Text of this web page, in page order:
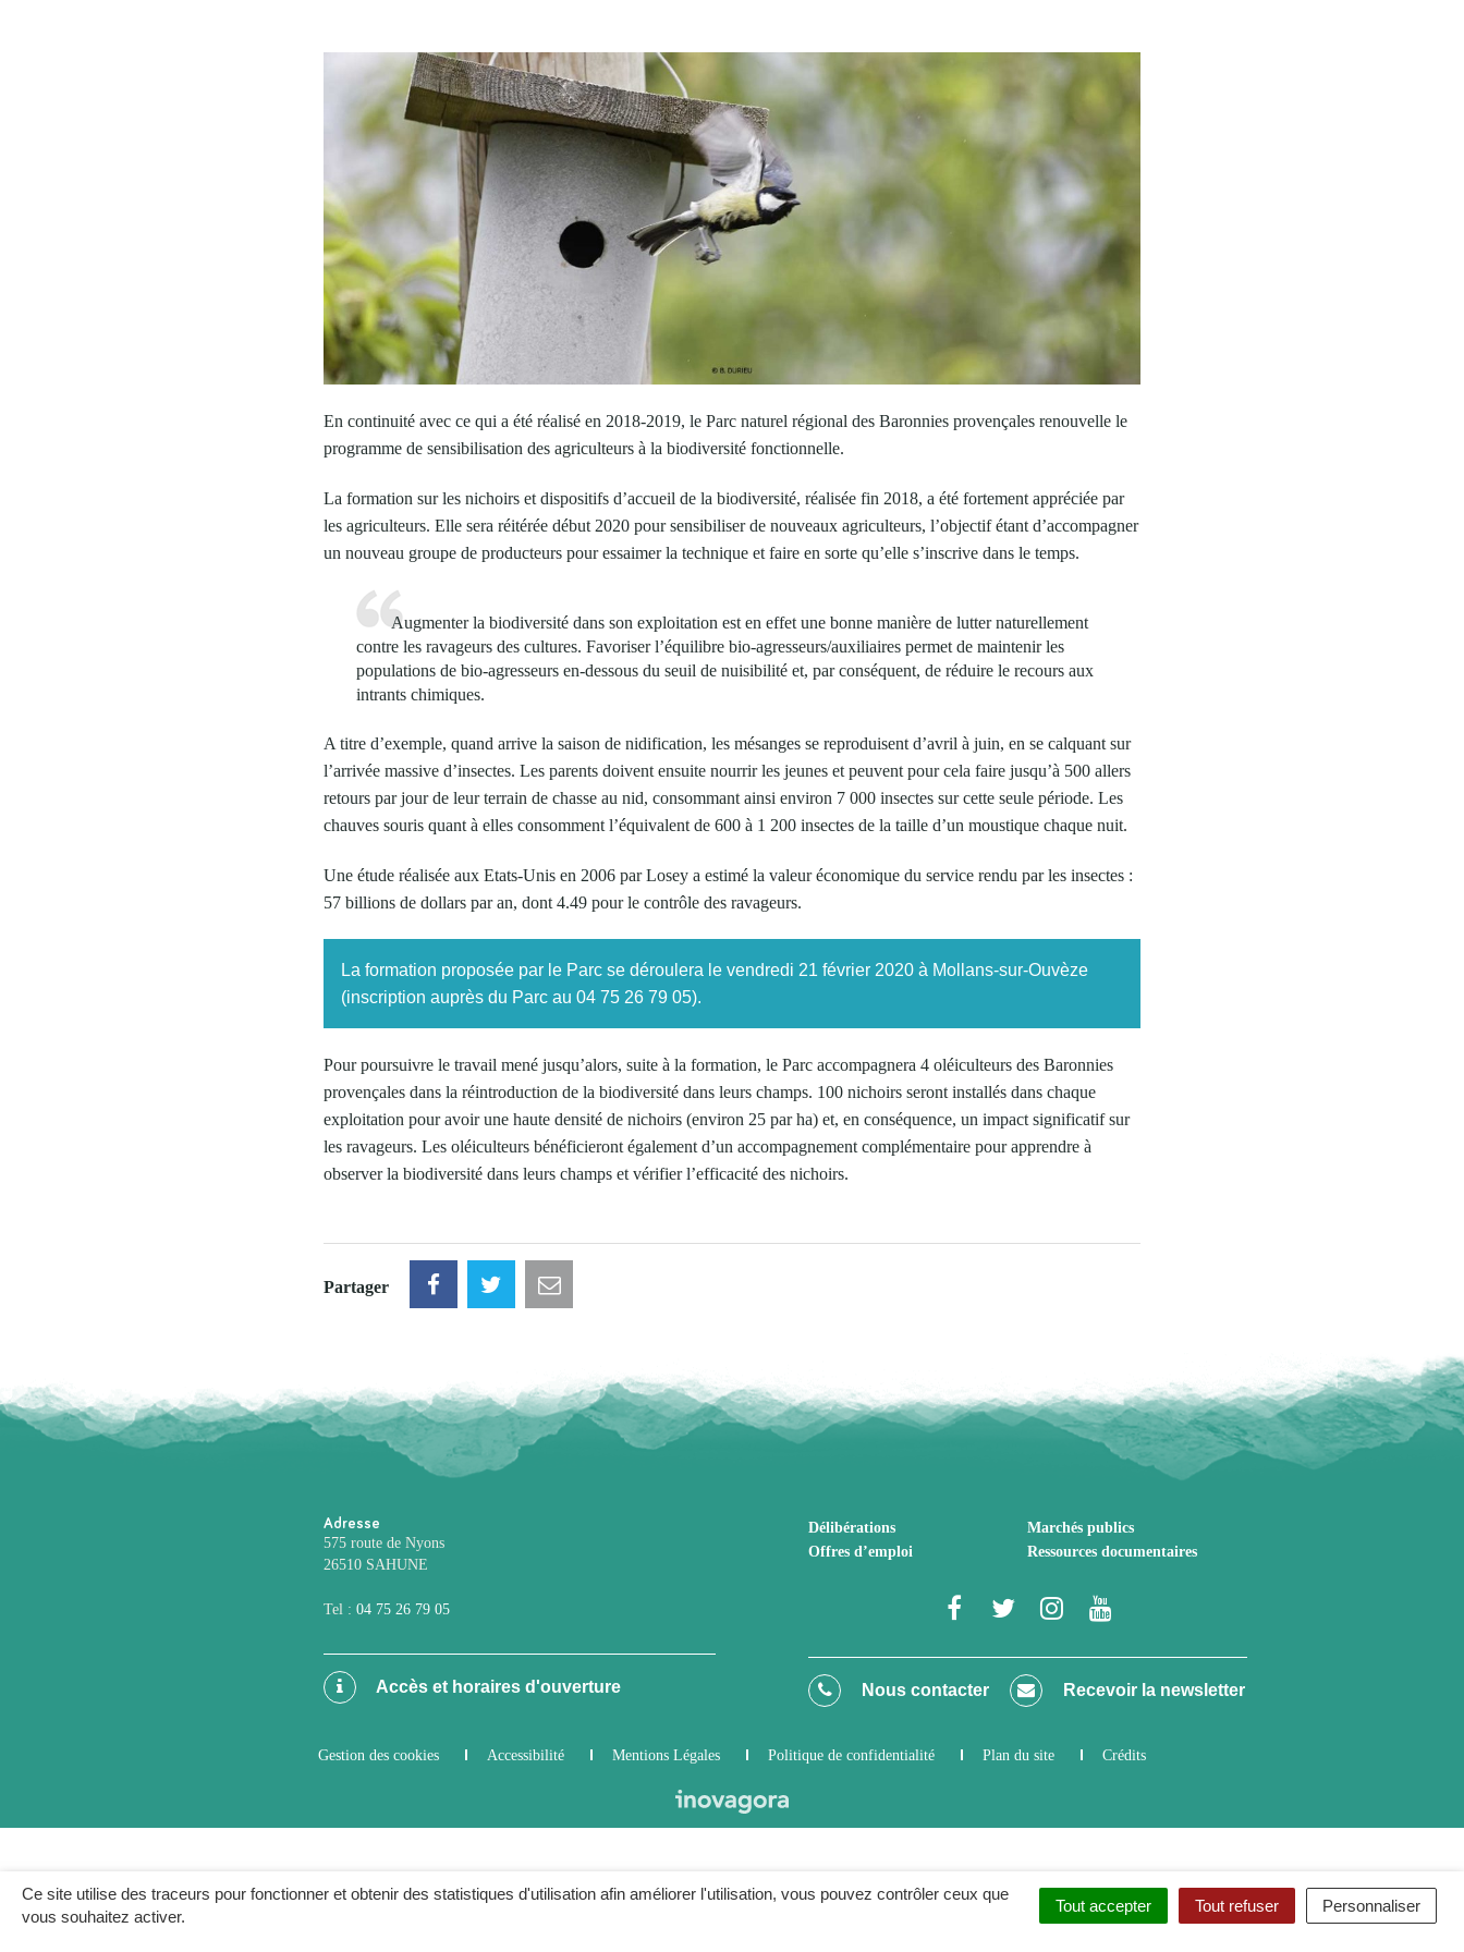
Ce site utilise des traceurs pour fonctionner et obtenir des statistiques d'utilisation afin améliorer l'utilisation, vous pouvez contrôler ceux que
vous souhaitez activer.
Tout accepter Tout refuser Personnaliser
En continuité avec ce qui a été réalisé en 2018-2019, le Parc naturel régional des Baronnies provençales renouvelle le
programme de sensibilisation des agriculteurs à la biodiversité fonctionnelle.
La formation sur les nichoirs et dispositifs d’accueil de la biodiversité, réalisée fin 2018, a été fortement appréciée par
les agriculteurs. Elle sera réitérée début 2020 pour sensibiliser de nouveaux agriculteurs, l’objectif étant d’accompagner
un nouveau groupe de producteurs pour essaimer la technique et faire en sorte qu’elle s’inscrive dans le temps.
Augmenter la biodiversité dans son exploitation est en effet une bonne manière de lutter naturellement
contre les ravageurs des cultures. Favoriser l’équilibre bio-agresseurs/auxiliaires permet de maintenir les
populations de bio-agresseurs en-dessous du seuil de nuisibilité et, par conséquent, de réduire le recours aux
intrants chimiques.
A titre d’exemple, quand arrive la saison de nidification, les mésanges se reproduisent d’avril à juin, en se calquant sur
l’arrivée massive d’insectes. Les parents doivent ensuite nourrir les jeunes et peuvent pour cela faire jusqu’à 500 allers
retours par jour de leur terrain de chasse au nid, consommant ainsi environ 7 000 insectes sur cette seule période. Les
chauves souris quant à elles consomment l’équivalent de 600 à 1 200 insectes de la taille d’un moustique chaque nuit.
Une étude réalisée aux Etats-Unis en 2006 par Losey a estimé la valeur économique du service rendu par les insectes :
57 billions de dollars par an, dont 4.49 pour le contrôle des ravageurs.
La formation proposée par le Parc se déroulera le vendredi 21 février 2020 à Mollans-sur-Ouvèze
(inscription auprès du Parc au 04 75 26 79 05).
Pour poursuivre le travail mené jusqu’alors, suite à la formation, le Parc accompagnera 4 oléiculteurs des Baronnies
provençales dans la réintroduction de la biodiversité dans leurs champs. 100 nichoirs seront installés dans chaque
exploitation pour avoir une haute densité de nichoirs (environ 25 par ha) et, en conséquence, un impact significatif sur
les ravageurs. Les oléiculteurs bénéficieront également d’un accompagnement complémentaire pour apprendre à
observer la biodiversité dans leurs champs et vérifier l’efficacité des nichoirs.
Partager
Adresse
575 route de Nyons
26510 SAHUNE
Tel : 04 75 26 79 05
Accès et horaires d'ouverture
Délibérations
Marchés publics
Offres d’emploi
Ressources documentaires
Lien
le
Facebook
Lien
le
Twitter
Lien
le
Instagram
la
Youtube
Nous contacter Recevoir la newsletter
Gestion des cookies Accessibilité Mentions Légales Politique de confidentialité Plan du site Crédits